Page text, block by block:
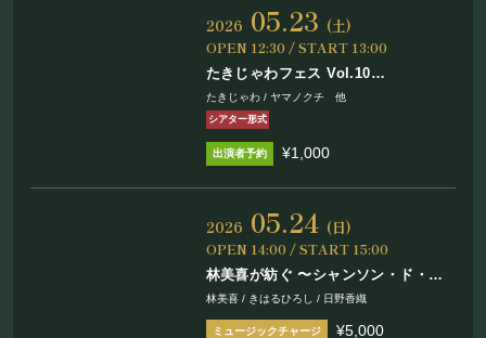
2026 05.23 (土)
OPEN 12:30 / START 13:00
たきじゃわフェス Vol.10
in まほろ座 MACHIDA
たきじゃわ / ヤマノクチ 他
シアター形式
¥1,000
2026 05.24 (日)
OPEN 14:00 / START 15:00
林美喜が紡ぐ 〜シャンソン・ド・ボ
ヌール〜
林美喜 / きはるひろし / 日野香織
¥5,000